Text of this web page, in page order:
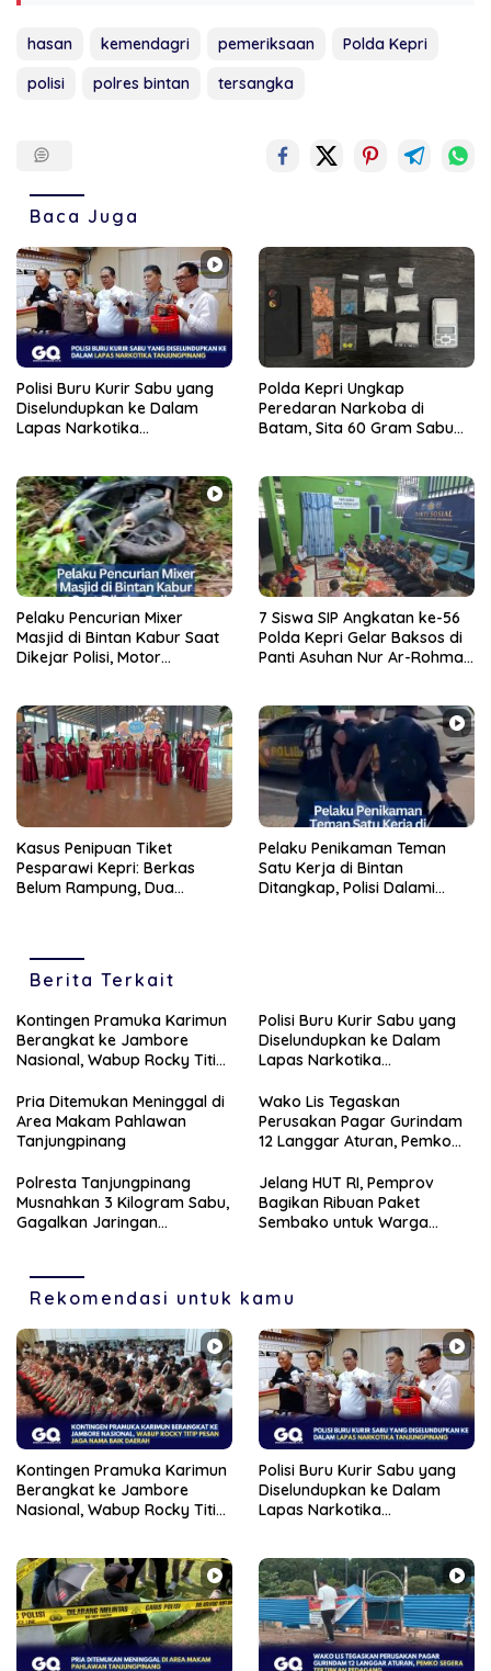
hasan kemendagri pemeriksaan
Polda Kepri
polisi
polres bintan tersangka
Baca Juga
Polisi Buru Kurir Sabu yang
Diselundupkan ke Dalam
Lapas Narkotika
Polda Kepri Ungkap
Peredaran Narkoba di
Batam, Sita 60 Gram Sabu
Pelaku Pencurian Mixer
Masjid di Bintan Kabur Saat
Dikejar Polisi, Motor
7 Siswa SIP Angkatan ke-56
Polda Kepri Gelar Baksos di
Panti Asuhan Nur Ar-Rohman
Kasus Penipuan Tiket
Pesparawi Kepri: Berkas
Belum Rampung, Dua
Pelaku Penikaman Teman
Satu Kerja di Bintan
Ditangkap, Polisi Dalami
Berita Terkait
Kontingen Pramuka Karimun
Berangkat ke Jambore
Nasional, Wabup Rocky Titip
Daerah
Polisi Buru Kurir Sabu yang
Diselundupkan ke Dalam
Lapas Narkotika
Pria Ditemukan Meninggal di
Area Makam Pahlawan
Tanjungpinang
Wako Lis Tegaskan
Perusakan Pagar Gurindam
12 Langgar Aturan, Pemko
Polresta Tanjungpinang
Musnahkan 3 Kilogram Sabu,
Gagalkan Jaringan
Jelang HUT RI, Pemprov
Bagikan Ribuan Paket
Sembako untuk Warga
Rekomendasi untuk kamu
Kontingen Pramuka Karimun
Berangkat ke Jambore
Nasional, Wabup Rocky Titip
Polisi Buru Kurir Sabu yang
Diselundupkan ke Dalam
Lapas Narkotika